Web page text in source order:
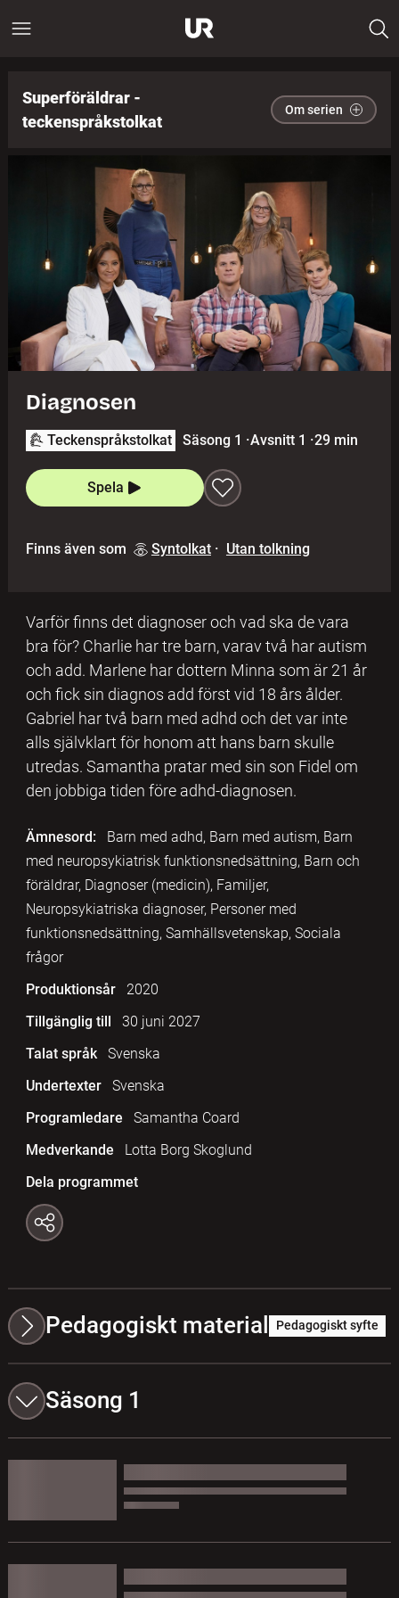
Superföräldrar -
teckenspråkstolkat
Om serien
Diagnosen
Teckenspråkstolkat Säsong 1 ·Avsnitt 1 ·29 min
Spela
Finns även som Syntolkat · Utan tolkning
Varför finns det diagnoser och vad ska de vara
bra för? Charlie har tre barn, varav två har autism
och add. Marlene har dottern Minna som är 21 år
och fick sin diagnos add först vid 18 års ålder.
Gabriel har två barn med adhd och det var inte
alls självklart för honom att hans barn skulle
utredas. Samantha pratar med sin son Fidel om
den jobbiga tiden före adhd-diagnosen.
Ämnesord:
Barn med adhd, Barn med autism, Barn
med neuropsykiatrisk funktionsnedsättning, Barn och
föräldrar, Diagnoser (medicin), Familjer,
Neuropsykiatriska diagnoser, Personer med
funktionsnedsättning, Samhällsvetenskap, Sociala
frågor
Produktionsår
2020
Tillgänglig till
30 juni 2027
Talat språk
Svenska
Undertexter
Svenska
Programledare
Samantha Coard
Medverkande
Lotta Borg Skoglund
Dela programmet
Pedagogiskt material Pedagogiskt syfte
Säsong 1